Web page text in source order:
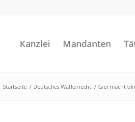
Kanzlei Mandanten
Startseite / Deutsches Waffenrecht / Gier macht